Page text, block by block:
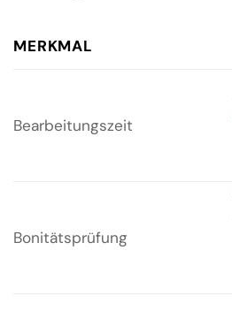
MERKMAL
Bearbeitungszeit
Bonitätsprüfung